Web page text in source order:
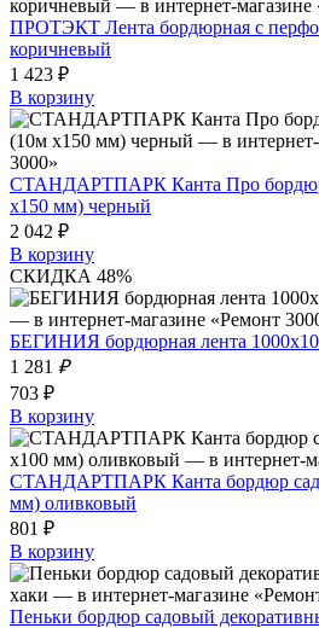
ПРОТЭКТ Лента бордюрная с
коричневый
1 423 ₽
В корзину
СТАНДАРТПАРК Канта Про бордюр
х150 мм) черный
2 042 ₽
В корзину
СКИДКА 48%
БЕГИНИЯ бордюрная лента
1 281 ₽
703 ₽
В корзину
СТАНДАРТПАРК Канта бордюр
мм) оливковый
801 ₽
В корзину
Пеньки бордюр садовый